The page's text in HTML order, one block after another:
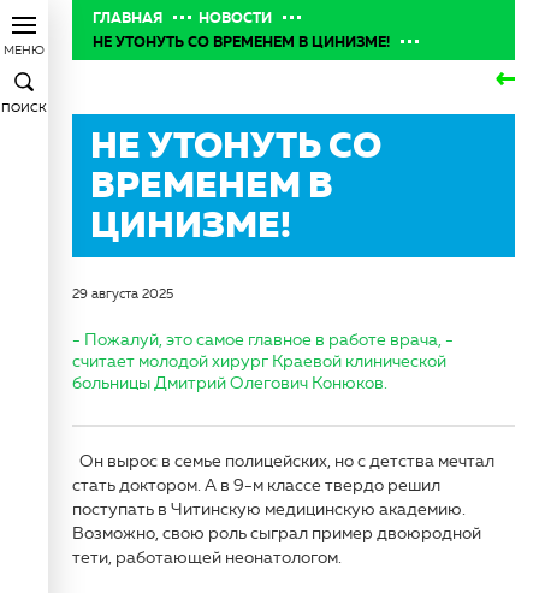
МЕНЮ
ПОИСК
ГЛАВНАЯ
НОВОСТИ
НЕ УТОНУТЬ СО ВРЕМЕНЕМ В ЦИНИЗМЕ!
НЕ УТОНУТЬ СО
ВРЕМЕНЕМ В
ЦИНИЗМЕ!
29 августа 2025
- Пожалуй, это самое главное в работе врача, -
считает молодой хирург Краевой клинической
больницы Дмитрий Олегович Конюков.
Он вырос в семье полицейских, но с детства мечтал
стать доктором. А в 9-м классе твердо решил
поступать в Читинскую медицинскую академию.
Возможно, свою роль сыграл пример двоюродной
тети, работающей неонатологом.